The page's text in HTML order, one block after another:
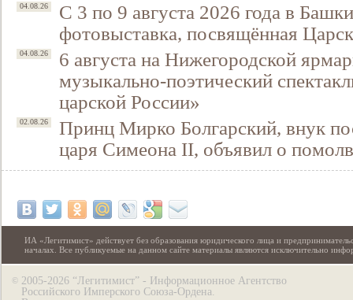
04.08.26
С 3 по 9 августа 2026 года в
фотовыставка, посвящённая
04.08.26
6 августа на Нижегородской
музыкально-поэтический
царской России»
02.08.26
Принц Мирко Болгарский, внук
царя Симеона II, объявил о
ИА «Легитимист» действует без образования юридического лица и
началах. Все публикуемые на данном сайте материалы являются исключительно
© 2005-2026 “Легитимист” - Информационное Агентство
Российского Имперского Союза-Ордена.